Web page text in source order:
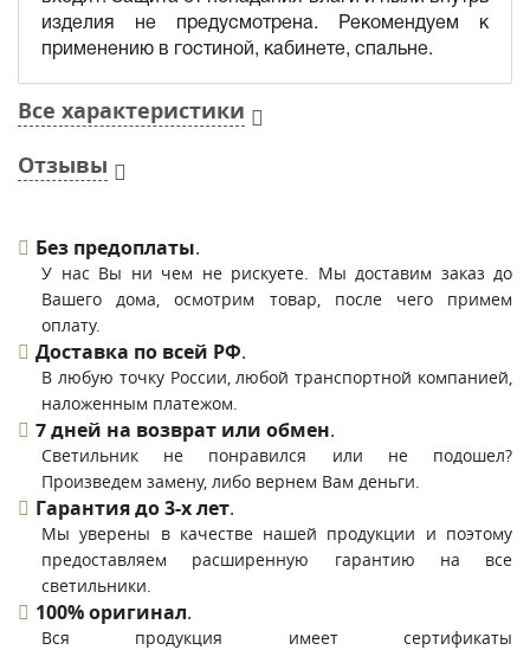
изделия не предусмотрена. Рекомендуем к
применению в гостиной, кабинете, спальне.
Все характеристики
Отзывы
Без предоплаты.
У нас Вы ни чем не рискуете. Мы доставим заказ до
Вашего дома, осмотрим товар, после чего примем
оплату.
Доставка по всей РФ.
В любую точку России, любой транспортной компанией,
наложенным платежом.
7 дней на возврат или обмен.
Светильник не понравился или не подошел?
Произведем замену, либо вернем Вам деньги.
Гарантия до 3-х лет.
Мы уверены в качестве нашей продукции и поэтому
предоставляем расширенную гарантию на все
светильники.
100% оригинал.
Вся продукция имеет сертификаты